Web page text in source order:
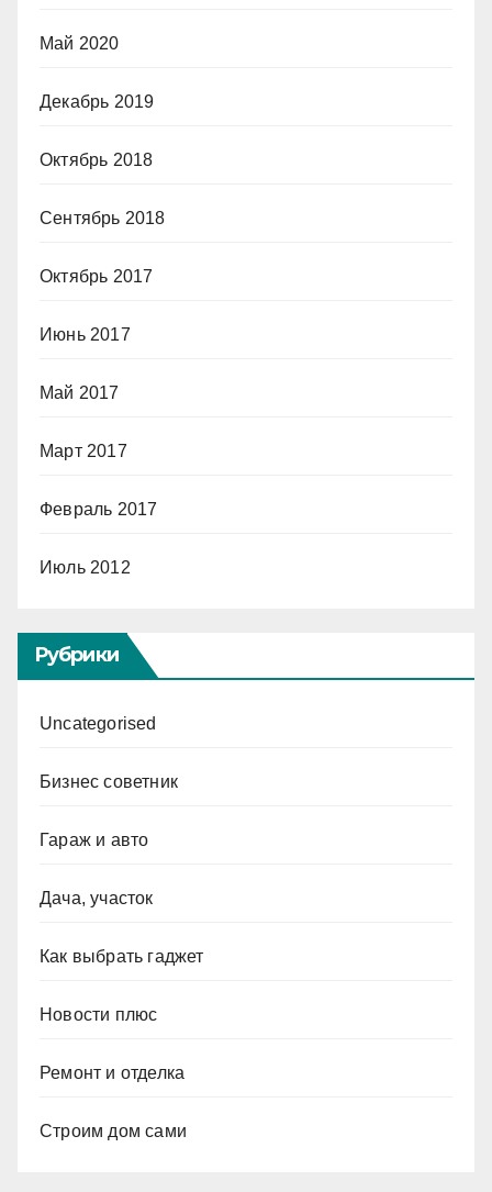
Май 2020
Декабрь 2019
Октябрь 2018
Сентябрь 2018
Октябрь 2017
Июнь 2017
Май 2017
Март 2017
Февраль 2017
Июль 2012
Рубрики
Uncategorised
Бизнес советник
Гараж и авто
Дача, участок
Как выбрать гаджет
Новости плюс
Ремонт и отделка
Строим дом сами